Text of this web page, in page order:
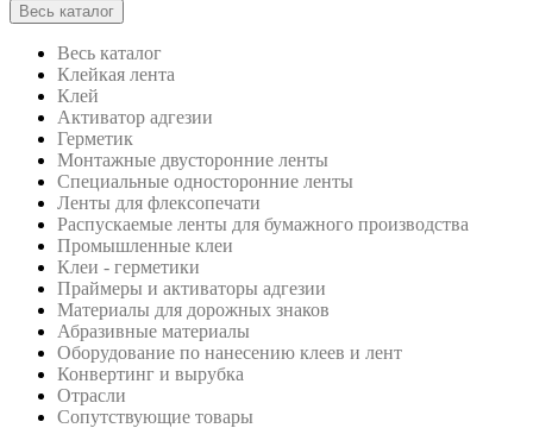
Весь каталог
Весь каталог
Клейкая лента
Клей
Активатор адгезии
Герметик
Монтажные двусторонние ленты
Специальные односторонние ленты
Ленты для флексопечати
Распускаемые ленты для бумажного производства
Промышленные клеи
Клеи - герметики
Праймеры и активаторы адгезии
Материалы для дорожных знаков
Абразивные материалы
Оборудование по нанесению клеев и лент
Конвертинг и вырубка
Отрасли
Сопутствующие товары